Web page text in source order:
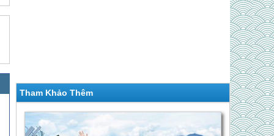
Tham Khảo Thêm